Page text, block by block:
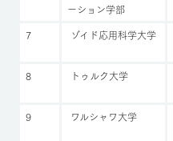
ーション学部
7
ゾイド応用科学大学
8
トゥルク大学
9 ワルシャワ大学